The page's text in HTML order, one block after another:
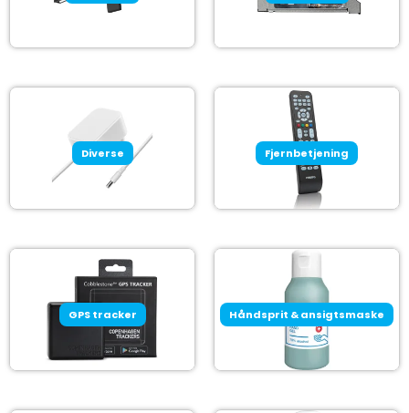
Diverse Fjernbetjening
GPS tracker Håndsprit & ansigtsmaske